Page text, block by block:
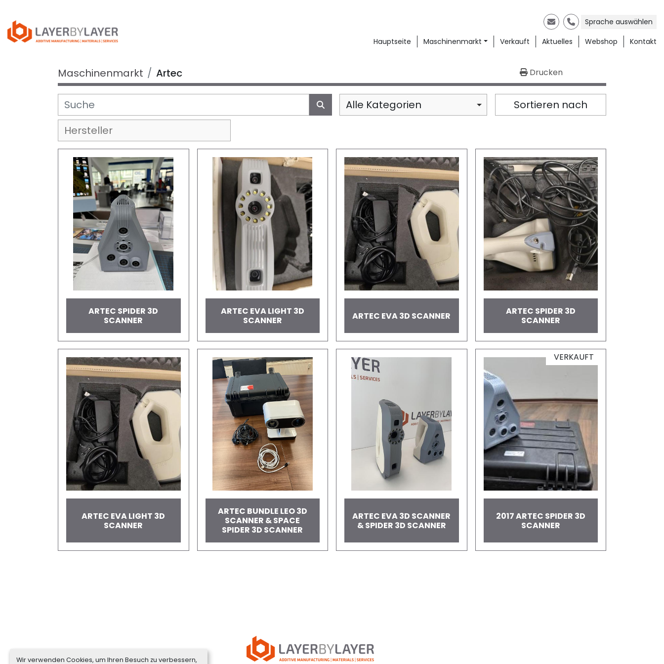
Wir verwenden Cookies, um Ihren Besuch zu verbessern,
E-MailTelefonSprache auswählen
Hauptseite Maschinenmarkt Verkauft Aktuelles Webshop Kontakt
Maschinenmarkt Artec Drucken
Alle Kategorien Sortieren nach
ARTEC SPIDER 3D
SCANNER
ARTEC EVA LIGHT 3D
SCANNER
ARTEC EVA 3D SCANNER
ARTEC SPIDER 3D
SCANNER
ARTEC EVA LIGHT 3D
SCANNER
ARTEC BUNDLE LEO 3D
SCANNER & SPACE
SPIDER 3D SCANNER
ARTEC EVA 3D SCANNER
& SPIDER 3D SCANNER
VERKAUFT
2017 ARTEC SPIDER 3D
SCANNER